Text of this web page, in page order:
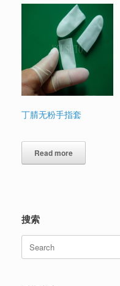
丁腈无粉手指套
Read more
搜索
for: